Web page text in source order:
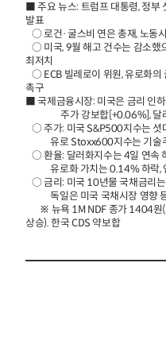
■ 주요 뉴스: 트럼프 대통령, 정부
발표
○ 로건·굴스비 연은 총재, 노동
○ 미국, 9월 해고 건수는 감소했
최저치
○ ECB 빌레로이 위원, 유로화의
촉구
■ 국제금융시장: 미국은 금리 인
주가 강보합[+0.06%], 달러
○ 주가: 미국 S&P500지수는 셧
유로 Stoxx600지수는 기술주
○ 환율: 달러화지수는 4일 연속
유로화 가치는 0.14% 하락,
○ 금리: 미국 10년물 국채금리
독일은 미국 국채시장 영향
※ 뉴욕 1M NDF 종가 1404원(
상승). 한국 CDS 약보합